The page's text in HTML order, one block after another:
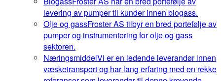
levering av pumper til kunder innen biogass.
Olje og gassFroster AS tilbyr en bred portefølje av
pumper og instrumentering for olje og gass
sektoren.
NæringsmiddelVi er en ledende leverandør innen
væsketransport og har lang erfaring med en rekke